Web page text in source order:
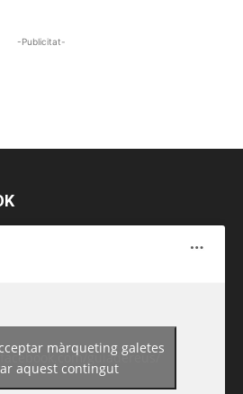
-Publicitat-
guiadereus/
màrqueting galetes
aquest contingut